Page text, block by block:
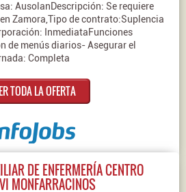
AusolanDescripción: Se requiere
Zamora,Tipo de contrato:Suplencia
InmediataFunciones
de menús diarios- Asegurar el
Completa
TODA LA OFERTA
DE ENFERMERÍA CENTRO
MONFARRACINOS